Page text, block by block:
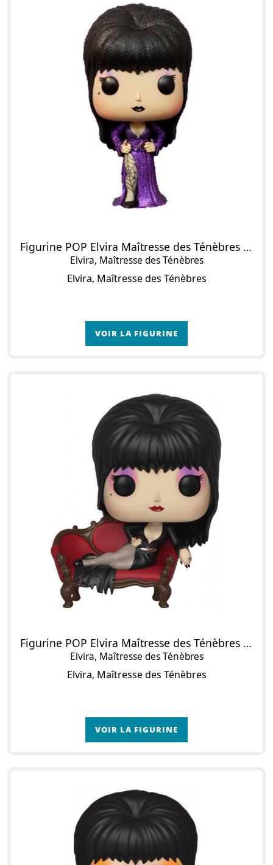
Figurine POP Elvira Maîtresse des Ténèbres (Violet & Diamond Glitter)
Elvira, Maîtresse des Ténèbres
Elvira, Maîtresse des Ténèbres
VOIR LA FIGURINE
Figurine POP Elvira Maîtresse des Ténèbres (Deluxe)
Elvira, Maîtresse des Ténèbres
Elvira, Maîtresse des Ténèbres
VOIR LA FIGURINE